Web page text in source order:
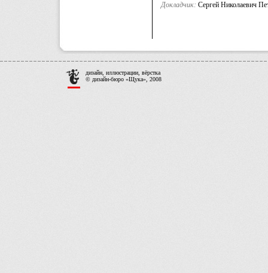
Докладчик: Сергей Николаевич
дизайн, иллюстрации, вёрстка
© дизайн-бюро «Щука», 2008